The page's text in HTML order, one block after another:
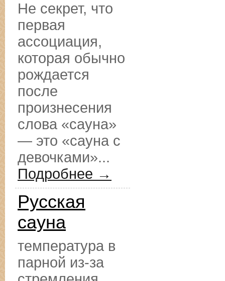
Не секрет, что
первая
ассоциация,
которая обычно
рождается
после
произнесения
слова «сауна»
— это «сауна с
девочками»...
Подробнее →
Русская
сауна
температура в
парной из-за